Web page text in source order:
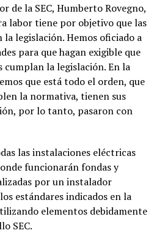
de la SEC, Humberto Rovegno,
labor tiene por objetivo que las
legislación. Hemos oficiado a
para que hagan exigible que
cumplan la legislación. En la
que está todo el orden, que
la normativa, tienen sus
por lo tanto, pasaron con
las instalaciones eléctricas
funcionarán fondas y
por un instalador
estándares indicados en la
elementos debidamente
SEC.